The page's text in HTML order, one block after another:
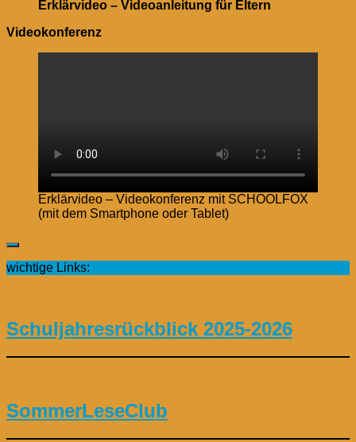
Erklärvideo – Videoanleitung für Eltern
Videokonferenz
Erklärvideo – Videokonferenz mit SCHOOLFOX
(mit dem Smartphone oder Tablet)
wichtige Links:
Schuljahresrückblick 2025-2026
SommerLeseClub